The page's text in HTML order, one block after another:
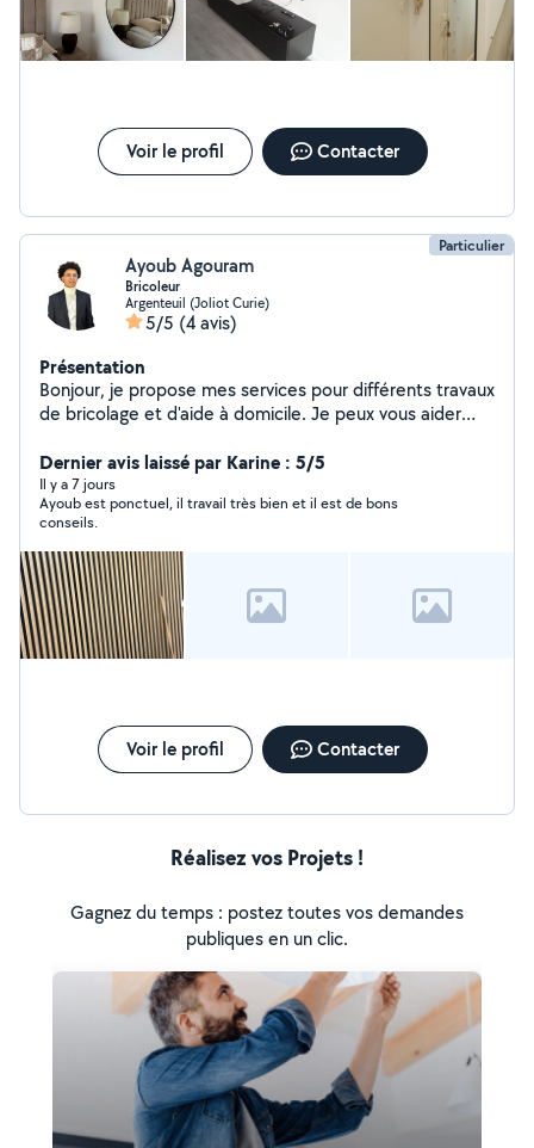
Voir le profil Contacter
Particulier
Ayoub Agouram
Bricoleur
Argenteuil (Joliot Curie)
5/5 (4 avis)
Présentation
Bonjour, je propose mes services pour différents travaux
de bricolage et d'aide à domicile. Je peux vous aider
bricolage, peinture, ainsi que pour des déménagements
ou manutention. Mon tél : 7/74/96/96/83 Je suis
quelqu'un de sérieux, motivé et soigneux dans mon
travail.
Dernier avis laissé par Karine : 5/5
Il y a 7 jours
Ayoub est ponctuel, il travail très bien et il est de bons
conseils.
Voir le profil Contacter
Réalisez vos Projets !
Gagnez du temps : postez toutes vos demandes
publiques en un clic.